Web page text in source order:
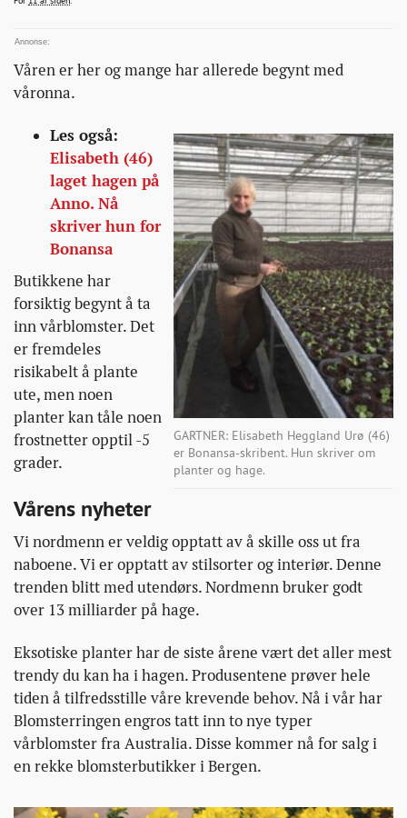
du-
ut-
til-
Våren er her og mange har allerede begynt med
våronna.
GARTNER: Elisabeth Heggland Urø (46)
er Bonansa-skribent. Hun skriver om
planter og hage.
Les også:
Elisabeth (46)
laget hagen på
Anno. Nå
skriver hun for
Bonansa
Butikkene har
forsiktig begynt å ta
inn vårblomster. Det
er fremdeles
risikabelt å plante
ute, men noen
planter kan tåle noen
frostnetter opptil -5
grader.
Vårens nyheter
Vi nordmenn er veldig opptatt av å skille oss ut fra
naboene. Vi er opptatt av stilsorter og interiør. Denne
trenden blitt med utendørs. Nordmenn bruker godt
over 13 milliarder på hage.
Eksotiske planter har de siste årene vært det aller mest
trendy du kan ha i hagen. Produsentene prøver hele
tiden å tilfredsstille våre krevende behov. Nå i vår har
Blomsterringen engros tatt inn to nye typer
vårblomster fra Australia. Disse kommer nå for salg i
en rekke blomsterbutikker i Bergen.